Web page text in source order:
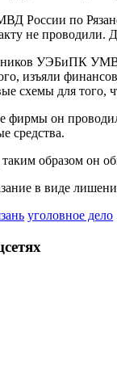
России по
не проводили.
УЭБиПК УМВД
изъяли
схемы для того,
фирмы он
средства.
образом он
в виде
уголовное дело